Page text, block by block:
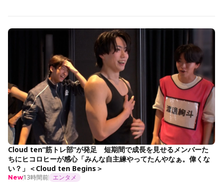
Cloud ten“筋トレ部”が発足 短期間で成長を見せるメンバーた
ちにヒコロヒーが感心「みんな自主練やってたんやなぁ。偉くな
い？」＜Cloud ten Begins＞
New13時間前 エンタメ